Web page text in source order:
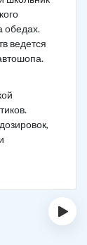
обедах.
ведется
›